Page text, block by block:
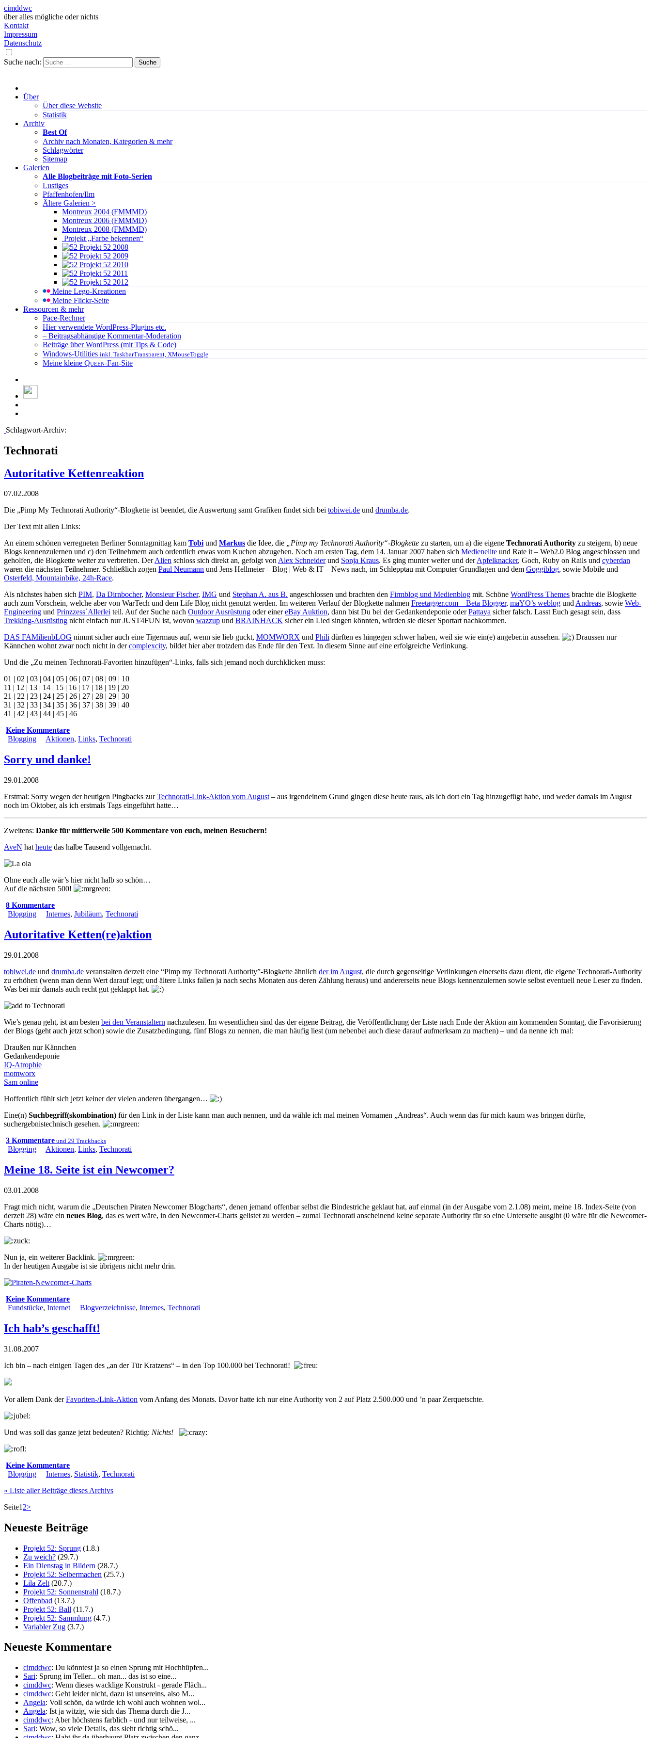
cimddwc
über alles mögliche oder nichts
Kontakt
Impressum
Datenschutz
Suche nach:
Über
Über diese Website
Statistik
Archiv
Best Of
Archiv nach Monaten, Kategorien & mehr
Schlagwörter
Sitemap
Galerien
Alle Blogbeiträge mit Foto-Serien
Lustiges
Pfaffenhofen/Ilm
Ältere Galerien >
Montreux 2004 (FMMMD)
Montreux 2006 (FMMMD)
Montreux 2008 (FMMMD)
Projekt „Farbe bekennen“
Projekt 52 2008
Projekt 52 2009
Projekt 52 2010
Projekt 52 2011
Projekt 52 2012
Meine Lego-Kreationen
Meine Flickr-Seite
Ressourcen & mehr
Pace-Rechner
Hier verwendete WordPress-Plugins etc.
– Beitragsabhängige Kommentar-Moderation
Beiträge über WordPress (mit Tips & Code)
Windows-Utilities inkl. TaskbarTransparent, XMouseToggle
Meine kleine Queen-Fan-Site
Schlagwort-Archiv:
Technorati
Autoritative Kettenreaktion
07.02.2008
Die „Pimp My Technorati Authority“-Blogkette ist beendet, die Auswertung samt Grafiken findet sich bei tobiwei.de und drumba.de.
Der Text mit allen Links:
An einem schönen verregneten Berliner Sonntagmittag kam Tobiund Markus die Idee, die „Pimp my Technorati Authority“-Blogkette zu starten, um a) die eigene Technorati Authority zu steigern, b) neue
Blogs kennenzulernen und c) den Teilnehmern auch ordentlich etwas vom Kuchen abzugeben. Noch am ersten Tag, dem 14. Januar 2007 haben sich Medienelite und Rate it – Web2.0 Blog angeschlossen und
geholfen, die Blogkette weiter zu verbreiten. DerAlien schloss sich direkt an, gefolgt vonAlex Schneiderund Sonja Kraus. Es ging munter weiter und derApfelknacker, Goch, Ruby on Rails und cyberdan
waren die nächsten Teilnehmer. Schließlich zogen Paul Neumann und Jens Hellmeier – Blog | Web & IT – News nach, im Schlepptau mit Computer Grundlagen und dem Goggiblog, sowie Mobile und
Osterfeld, Mountainbike, 24h-Race.
Als nächstes haben sich PIM, Da Dirnbocher, Monsieur Fischer, IMG und Stephan A. aus B. angeschlossen und brachten den Firmblog und Medienblog mit. Schöne WordPress Themes brachte die Blogkette
auch zum Vorschein, welche aber von WarTech und dem Life Blog nicht genutzt werden. Im weiteren Verlauf der Blogkette nahmen Freetagger.com – Beta Blogger, maYO’s weblog undAndreas, sowie Web-
Engineering und Prinzzess`Allerlei teil. Auf der Suche nach Outdoor Ausrüstung oder einereBay Auktion, dann bist Du bei derGedankendeponie oderPattaya sicher falsch. Lasst Euch gesagt sein, dass
Trekking-Ausrüsting nicht einfach nurJUST4FUN ist, wovon wazzup und BRAINHACK sicher ein Lied singen könnten, würden sie dieser Sportart nachkommen.
DAS FAMilienbLOG nimmt sicher auch eine Tigermaus auf, wenn sie lieb guckt, MOMWORX und Phili dürften es hingegen schwer haben, weil sie wie ein(e) angeber.in aussehen.
Draussen nur
Kännchen wohnt zwar noch nicht in dercomplexcity, bildet hier aber trotzdem das Ende für den Text. In diesem Sinne auf eine erfolgreiche Verlinkung.
Und die „Zu meinen Technorati-Favoriten hinzufügen“-Links, falls sich jemand noch durchklicken muss:
01
02 03 04 05 06 07 08 09
10
11 | 12 | 13 14 15 16 17 18 19
20
21
22 23 24 25 26 27 28 29
30
31
32 33 34 35 36 37 38 39
40
41 | 42 43 44 45
46
Keine Kommentare
Blogging
Aktionen, Links, Technorati
Sorry und danke!
29.01.2008
Erstmal: Sorry wegen der heutigen Pingbacks zurTechnorati-Link-Aktion vom August – aus irgendeinem Grund gingen diese heute raus, als ich dort ein Tag hinzugefügt habe, und weder damals im August
noch im Oktober, als ich erstmals Tags eingeführt hatte…
Zweitens: Danke für mittlerweile 500 Kommentare von euch, meinen Besuchern!
AveN hat heute das halbe Tausend vollgemacht.
Ohne euch alle wär’s hier nicht halb so schön…
Auf die nächsten 500!
8 Kommentare
Blogging
Internes, Jubiläum, Technorati
Autoritative Ketten(re)aktion
29.01.2008
tobiwei.de und drumba.de veranstalten derzeit eine “Pimp my Technorati Authority”-Blogkette ähnlich der im August, die durch gegenseitige Verlinkungen einerseits dazu dient, die eigene Technorati-Authority
zu erhöhen (wenn man denn Wert darauf legt; und ältere Links fallen ja nach sechs Monaten aus deren Zählung heraus) und andererseits neue Blogs kennenzulernen sowie selbst eventuell neue Leser zu finden.
Was bei mir damals auch recht gut geklappt hat.
Wie’s genau geht, ist am besten bei den Veranstaltern nachzulesen. Im wesentlichen sind das der eigene Beitrag, die Veröffentlichung der Liste nach Ende der Aktion am kommenden Sonntag, die Favorisierung
der Blogs (geht auch jetzt schon) sowie die Zusatzbedingung, fünf Blogs zu nennen, die man häufig liest (um nebenbei auch diese darauf aufmerksam zu machen) – und da nenne ich mal:
Draußen nur Kännchen
Gedankendeponie
IQ-Atrophie
momworx
Sam online
Hoffentlich fühlt sich jetzt keiner der vielen anderen übergangen…
Eine(n) Suchbegriff(skombination) für den Link in der Liste kann man auch nennen, und da wähle ich mal meinen Vornamen „Andreas“. Auch wenn das für mich kaum was bringen dürfte,
suchergebnistechnisch gesehen.
3 Kommentare und 29 Trackbacks
Blogging Aktionen, Links, Technorati
Meine 18. Seite ist ein Newcomer?
03.01.2008
Fragt mich nicht, warum die „Deutschen Piraten Newcomer Blogcharts“, denen jemand offenbar selbst die Bindestriche geklaut hat, auf einmal (in der Ausgabe vom 2.1.08) meint, meine 18. Index-Seite (von
derzeit 28) wäre ein neues Blog, das es wert wäre, in den Newcomer-Charts gelistet zu werden – zumal Technorati anscheinend keine separate Authority für so eine Unterseite ausgibt (0 wäre für die Newcomer-
Charts nötig)…
Nun ja, ein weiterer Backlink.
In der heutigen Ausgabe ist sie übrigens nicht mehr drin.
Keine Kommentare
Fundstücke, Internet Blogverzeichnisse, Internes, Technorati
Ich hab’s geschafft!
31.08.2007
Ich bin – nach einigen Tagen des „an der Tür Kratzens“ – in den Top 100.000 bei Technorati!
Vor allem Dank derFavoriten-/Link-Aktion vom Anfang des Monats. Davor hatte ich nur eine Authority von 2 auf Platz 2.500.000 und ’n paar Zerquetschte.
Und was soll das ganze jetzt bedeuten? Richtig: Nichts!
Keine Kommentare
Blogging
Internes, Statistik, Technorati
» Liste aller Beiträge dieses Archivs
Seite1 2>
Neueste Beiträge
Projekt 52: Sprung (1.8.)
Zu weich? (29.7.)
Ein Dienstag in Bildern (28.7.)
Projekt 52: Selbermachen (25.7.)
Lila Zelt (20.7.)
Projekt 52: Sonnenstrahl (18.7.)
Offenbad (13.7.)
Projekt 52: Ball (11.7.)
Projekt 52: Sammlung (4.7.)
Variabler Zug (3.7.)
Neueste Kommentare
cimddwc: Du könntest ja so einen Sprung mit Hochhüpfen...
Sari: Sprung im Teller... oh man... das ist so eine...
cimddwc: Wenn dieses wacklige Konstrukt - gerade Fläch...
cimddwc: Geht leider nicht, dazu ist unsereins, also M...
Angela: Voll schön, da würde ich wohl auch wohnen wol...
Angela: Ist ja witzig, wie sich das Thema durch die J...
cimddwc: Aber höchstens farblich - und nur teilweise, ...
Sari: Wow, so viele Details, das sieht richtig schö...